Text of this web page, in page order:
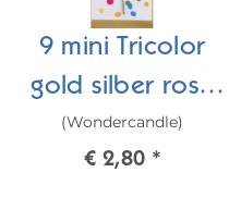
9 mini Tricolor
gold silber rosé
Wondercandle®
mini
(Wondercandle)
€ 2,80 *